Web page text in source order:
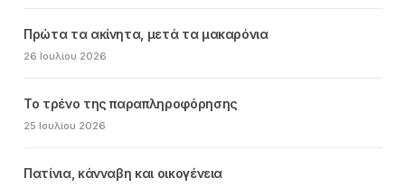
Πρώτα τα ακίνητα, μετά τα μακαρόνια
26 Ιουλίου 2026
Το τρένο της παραπληροφόρησης
25 Ιουλίου 2026
Πατίνια, κάνναβη και οικογένεια